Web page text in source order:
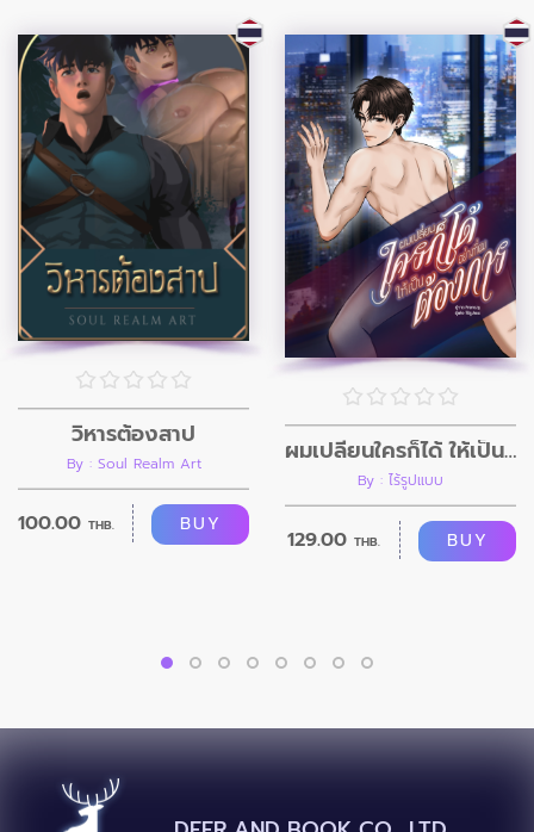
วิหารต้องสาป
By : Soul Realm Art
100.00 THB. BUY
ผมเปลี่ยนใครก็ได้ ให้เป็นอย่างที่ผมต้องการ
By : ไร้รูปแบบ
129.00 THB. BUY